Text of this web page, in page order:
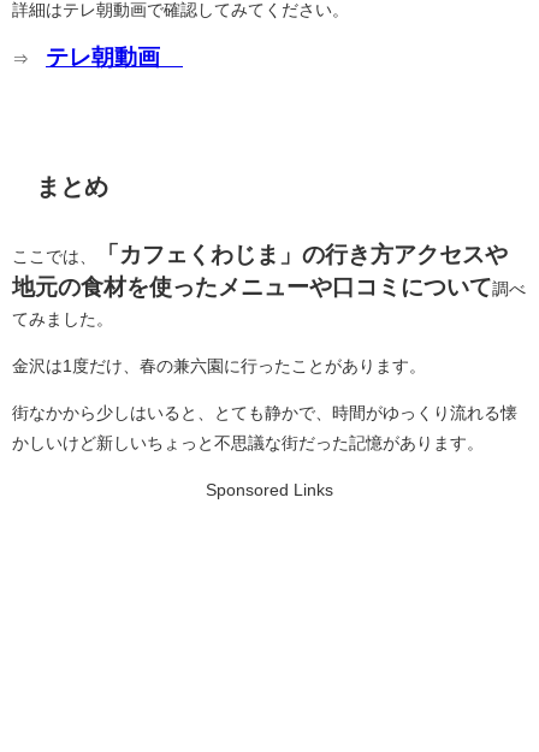
詳細はテレ朝動画で確認してみてください。
⇒ テレ朝動画
まとめ
ここでは、
「カフェくわじま」の行き方アクセスや
地元の食材を使ったメニューや口コミについて調べ
てみました。
金沢は1度だけ、春の兼六園に行ったことがあります。
街なかから少しはいると、とても静かで、時間がゆっくり流れる懐
かしいけど新しいちょっと不思議な街だった記憶があります。
Sponsored Links